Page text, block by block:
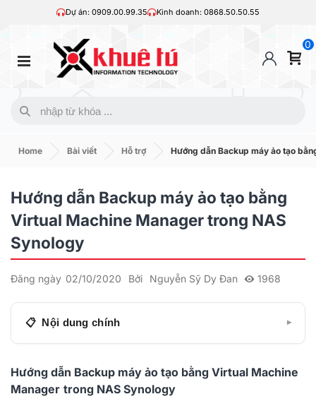
Dự án: 0909.00.99.35 Kinh doanh: 0868.50.50.55
0
Home Bài viết Hỗ trợ Hướng dẫn Backup máy ảo tạo
Hướng dẫn Backup máy ảo tạo bằng
Virtual Machine Manager trong NAS
Synology
Đăng ngày 02/10/2020 Bởi Nguyễn Sỹ Dy Đan 1968
Nội dung chính ▾
Cách 1: Export máy ảo thành file dữ liệu và
backup file đã nén
Hướng dẫn Backup máy ảo tạo bằng Virtual Machine
Manager trong NAS Synology